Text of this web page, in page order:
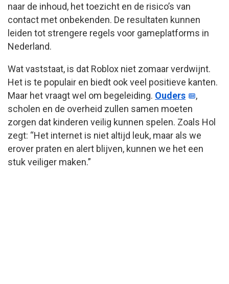
naar de inhoud, het toezicht en de risico’s van
contact met onbekenden. De resultaten kunnen
leiden tot strengere regels voor gameplatforms in
Nederland.
Wat vaststaat, is dat Roblox niet zomaar verdwijnt.
Het is te populair en biedt ook veel positieve kanten.
Maar het vraagt wel om begeleiding. Ouders
,
scholen en de overheid zullen samen moeten
zorgen dat kinderen veilig kunnen spelen. Zoals Hol
zegt: “Het internet is niet altijd leuk, maar als we
erover praten en alert blijven, kunnen we het een
stuk veiliger maken.”